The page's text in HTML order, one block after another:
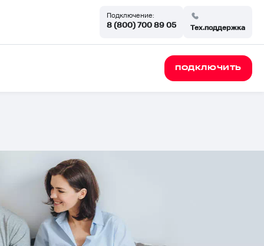
Подключение:
8 (800) 700 89 05 Тех.поддержка
ПОДКЛЮЧИТЬ